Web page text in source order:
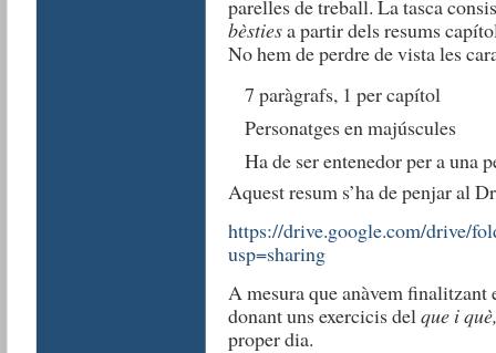
parelles de treball. La tasca
bèstiesa partir dels resums
No hem de perdre de vista les
7 paràgrafs, 1 per capítol
Personatges en majúscules
Ha de ser entenedor per a una
Aquest resum s’ha de penjar al
https://drive.google.com/drive/
usp=sharing
A mesura que anàvem finalitzant
donant uns exercicis delque i
proper dia.